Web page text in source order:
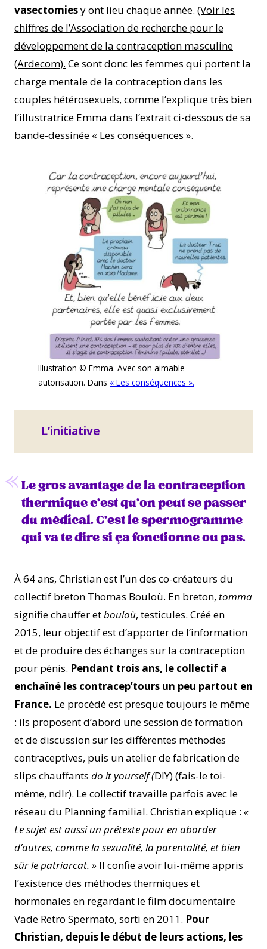
vasectomiesy ont lieu chaque année. (Voir les
chiffres de l’Association de recherche pour le
développement de la contraception masculine
(Ardecom). Ce sont donc les femmes qui portent la
charge mentale de la contraception dans les
couples hétérosexuels, comme l’explique très bien
l’illustratrice Emma dans l’extrait ci-dessous desa
bande-dessinée « Les conséquences ».
Illustration © Emma. Avec son aimable
autorisation. Dans « Les conséquences ».
L’initiative
Le gros avantage de la contraception
thermique c’est qu’on peut se passer
du médical. C’est le spermogramme
qui va te dire si ça fonctionne ou pas.
À 64 ans, Christian est l’un des co-créateurs du
collectif breton Thomas Bouloù. En breton, tomma
signifie chauffer etbouloù, testicules. Créé en
2015, leur objectif est d’apporter de l’information
et de produire des échanges sur la contraception
pour pénis. Pendant trois ans, le collectif a
enchaîné les contracep’tours un peu partout en
France. Le procédé est presque toujours le même
: ils proposent d’abord une session de formation
et de discussion sur les différentes méthodes
contraceptives, puis un atelier de fabrication de
slips chauffants do it yourself (DIY) (fais-le toi-
même, ndlr). Le collectif travaille parfois avec le
réseau du Planning familial. Christian explique : «
Le sujet est aussi un prétexte pour en aborder
d’autres, comme la sexualité, la parentalité, et bien
sûr le patriarcat. » Il confie avoir lui-même appris
l’existence des méthodes thermiques et
hormonales en regardant le film documentaire
Vade Retro Spermato, sorti en 2011. Pour
Christian, depuis le début de leurs actions, les